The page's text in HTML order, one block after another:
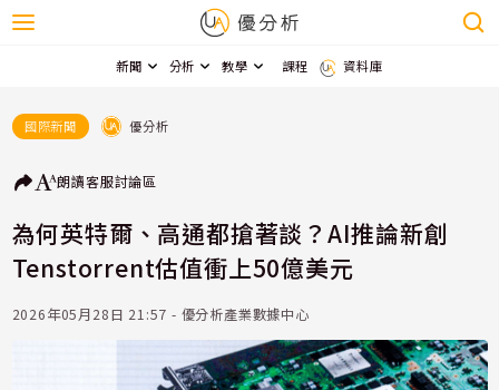
新聞 分析 教學 課程 資料庫
國際新聞 優分析
朗讀客服討論區
為何英特爾、高通都搶著談？AI推論新創
Tenstorrent估值衝上50億美元
2026年05月28日 21:57 - 優分析產業數據中心